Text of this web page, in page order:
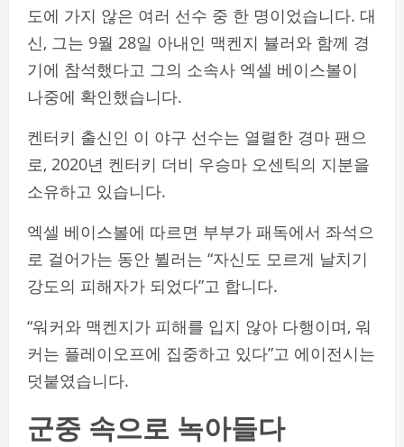
도에 가지 않은 여러 선수 중 한 명이었습니다. 대
신, 그는 9월 28일 아내인 맥켄지 뷸러와 함께 경
기에 참석했다고 그의 소속사 엑셀 베이스볼이
나중에 확인했습니다.
켄터키 출신인 이 야구 선수는 열렬한 경마 팬으
로, 2020년 켄터키 더비 우승마 오센틱의 지분을
소유하고 있습니다.
엑셀 베이스볼에 따르면 부부가 패독에서 좌석으
로 걸어가는 동안 뷜러는 “자신도 모르게 날치기
강도의 피해자가 되었다”고 합니다.
“워커와 맥켄지가 피해를 입지 않아 다행이며, 워
커는 플레이오프에 집중하고 있다”고 에이전시는
덧붙였습니다.
군중 속으로 녹아들다